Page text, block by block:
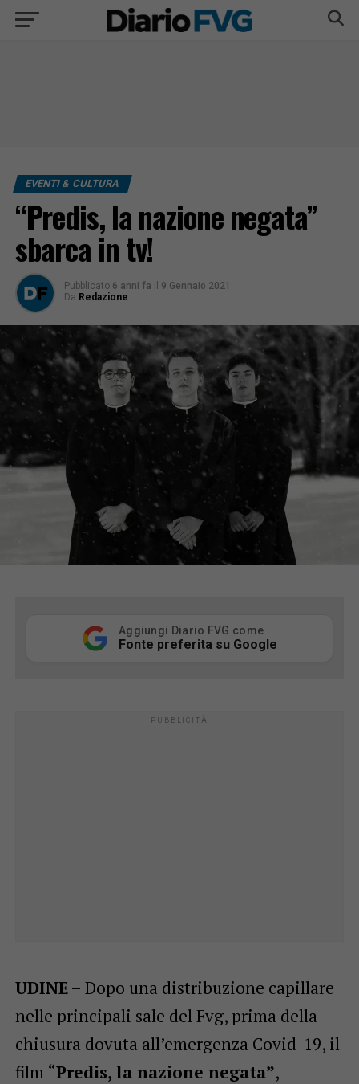
EVENTI & CULTURA
“Predis, la nazione negata”
sbarca in tv!
Pubblicato 6 anni fa il 9 Gennaio 2021
Da Redazione
Aggiungi Diario FVG come
Fonte preferita su Google
UDINE– Dopo una distribuzione capillare
nelle principali sale del Fvg, prima della
chiusura dovuta all’emergenza Covid-19, il
film “Predis, la nazione negata”,